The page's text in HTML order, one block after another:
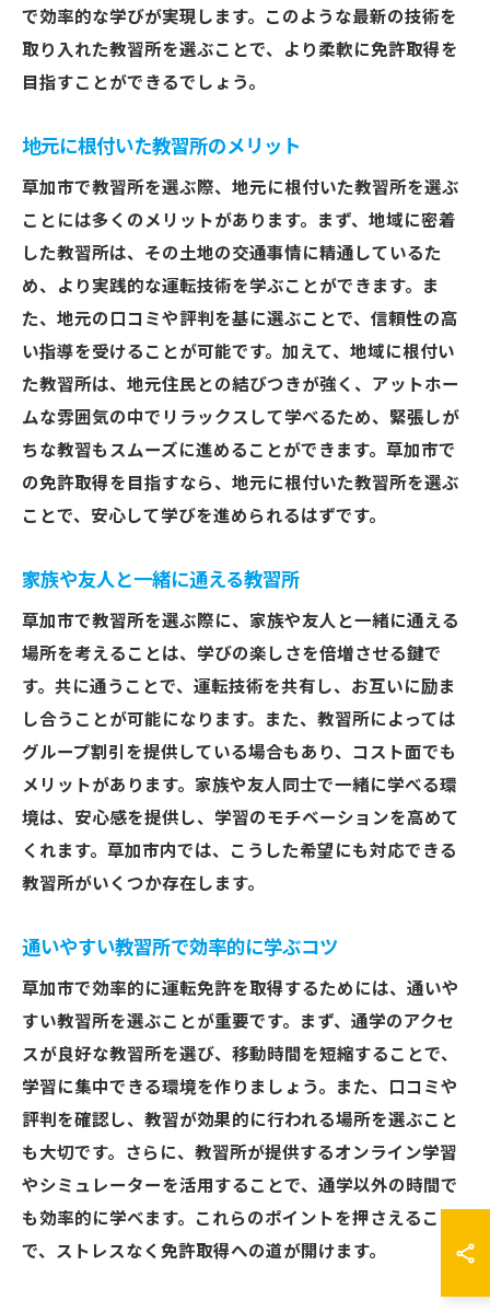
で効率的な学びが実現します。このような最新の技術を
取り入れた教習所を選ぶことで、より柔軟に免許取得を
目指すことができるでしょう。
地元に根付いた教習所のメリット
草加市で教習所を選ぶ際、地元に根付いた教習所を選ぶ
ことには多くのメリットがあります。まず、地域に密着
した教習所は、その土地の交通事情に精通しているた
め、より実践的な運転技術を学ぶことができます。ま
た、地元の口コミや評判を基に選ぶことで、信頼性の高
い指導を受けることが可能です。加えて、地域に根付い
た教習所は、地元住民との結びつきが強く、アットホー
ムな雰囲気の中でリラックスして学べるため、緊張しが
ちな教習もスムーズに進めることができます。草加市で
の免許取得を目指すなら、地元に根付いた教習所を選ぶ
ことで、安心して学びを進められるはずです。
家族や友人と一緒に通える教習所
草加市で教習所を選ぶ際に、家族や友人と一緒に通える
場所を考えることは、学びの楽しさを倍増させる鍵で
す。共に通うことで、運転技術を共有し、お互いに励ま
し合うことが可能になります。また、教習所によっては
グループ割引を提供している場合もあり、コスト面でも
メリットがあります。家族や友人同士で一緒に学べる環
境は、安心感を提供し、学習のモチベーションを高めて
くれます。草加市内では、こうした希望にも対応できる
教習所がいくつか存在します。
通いやすい教習所で効率的に学ぶコツ
草加市で効率的に運転免許を取得するためには、通いや
すい教習所を選ぶことが重要です。まず、通学のアクセ
スが良好な教習所を選び、移動時間を短縮することで、
学習に集中できる環境を作りましょう。また、口コミや
評判を確認し、教習が効果的に行われる場所を選ぶこと
も大切です。さらに、教習所が提供するオンライン学習
やシミュレーターを活用することで、通学以外の時間で
も効率的に学べます。これらのポイントを押さえること
で、ストレスなく免許取得への道が開けます。